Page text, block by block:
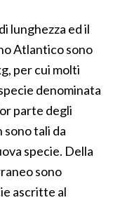
lunghezza ed il
Atlantico sono
per cui molti
denominata
parte degli
tali da
specie. Della
sono
ascritte al